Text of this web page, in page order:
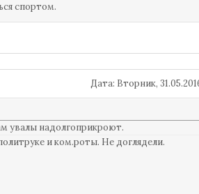
спортом.
Дата: Вторник,
увалы надолгоприкроют.
и ком.роты. Не доглядели.